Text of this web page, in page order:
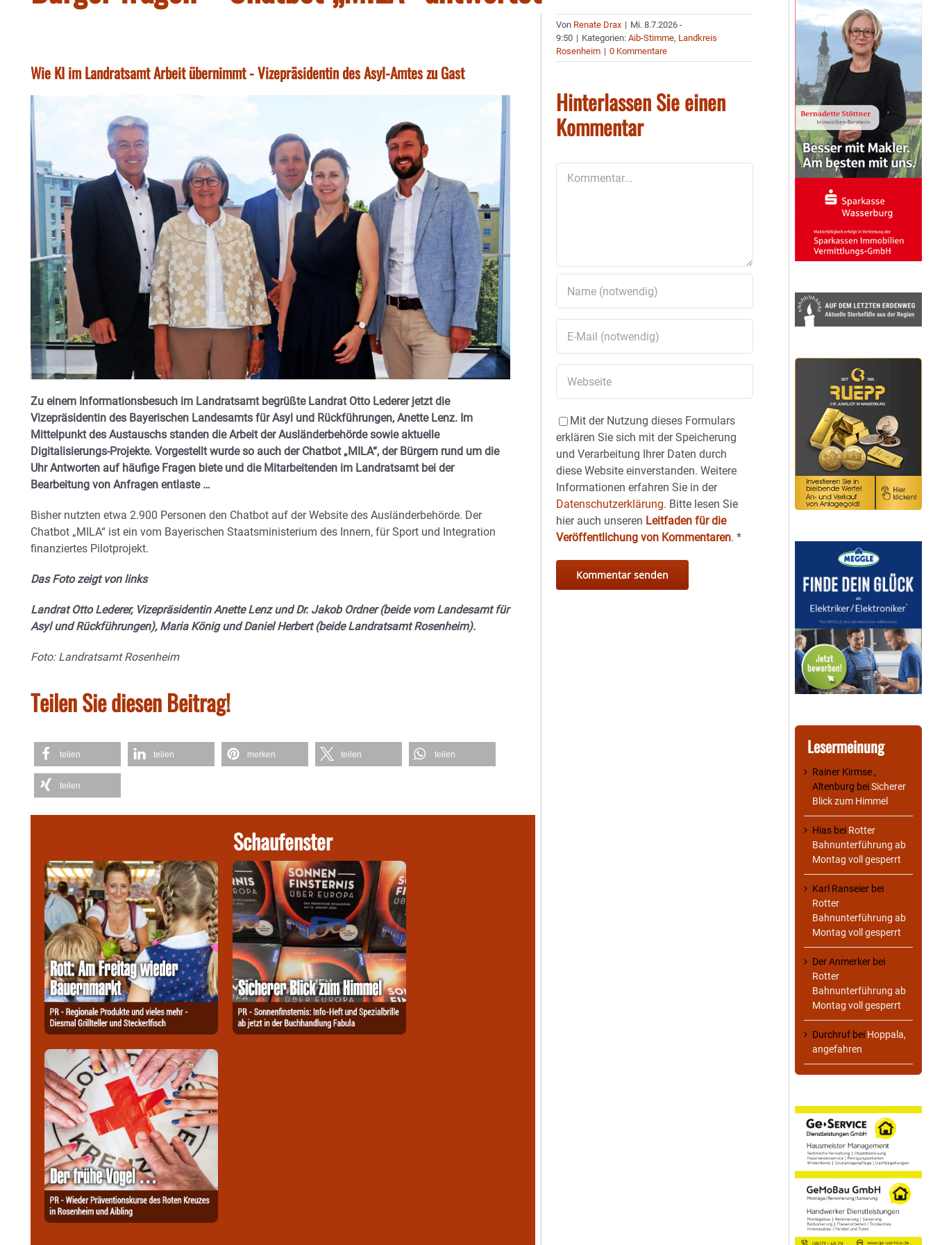
Wie KI im Landratsamt Arbeit übernimmt - Vizepräsidentin des Asyl-Amtes zu Gast
Zu einem Informationsbesuch im Landratsamt begrüßte Landrat Otto Lederer jetzt die
Vizepräsidentin des Bayerischen Landesamts für Asyl und Rückführungen, Anette Lenz. Im
Mittelpunkt des Austauschs standen die Arbeit der Ausländerbehörde sowie aktuelle
Digitalisierungs-Projekte. Vorgestellt wurde so auch der Chatbot „MILA“, der Bürgern rund um die
Uhr Antworten auf häufige Fragen biete und die Mitarbeitenden im Landratsamt bei der
Bearbeitung von Anfragen entlaste …
Bisher nutzten etwa 2.900 Personen den Chatbot auf der Website des Ausländerbehörde. Der
Chatbot „MILA“ ist ein vom Bayerischen Staatsministerium des Innern, für Sport und Integration
finanziertes Pilotprojekt.
Das Foto zeigt von links
Landrat Otto Lederer, Vizepräsidentin Anette Lenz und Dr. Jakob Ordner (beide vom Landesamt für
Asyl und Rückführungen), Maria König und Daniel Herbert (beide Landratsamt Rosenheim).
Foto: Landratsamt Rosenheim
Teilen Sie diesen Beitrag!
teilen teilen merken teilen teilen
teilen
Schaufenster
Von Renate Drax | Mi. 8.7.2026 -
9:50 | Kategorien:Aib-Stimme, Landkreis
Rosenheim | 0 Kommentare
Hinterlassen Sie einen
Kommentar
Mit der Nutzung dieses Formulars
erklären Sie sich mit der Speicherung
und Verarbeitung Ihrer Daten durch
diese Website einverstanden. Weitere
Informationen erfahren Sie in der
Datenschutzerklärung. Bitte lesen Sie
hier auch unseren Leitfaden für die
Veröffentlichung von Kommentaren.*
Lesermeinung
Rainer Kirmse ,
Altenburg beiSicherer
Blick zum Himmel
Hias bei Rotter
Bahnunterführung ab
Montag voll gesperrt
Karl Ranseier bei
Rotter
Bahnunterführung ab
Montag voll gesperrt
Der Anmerker bei
Rotter
Bahnunterführung ab
Montag voll gesperrt
Durchruf bei Hoppala,
angefahren